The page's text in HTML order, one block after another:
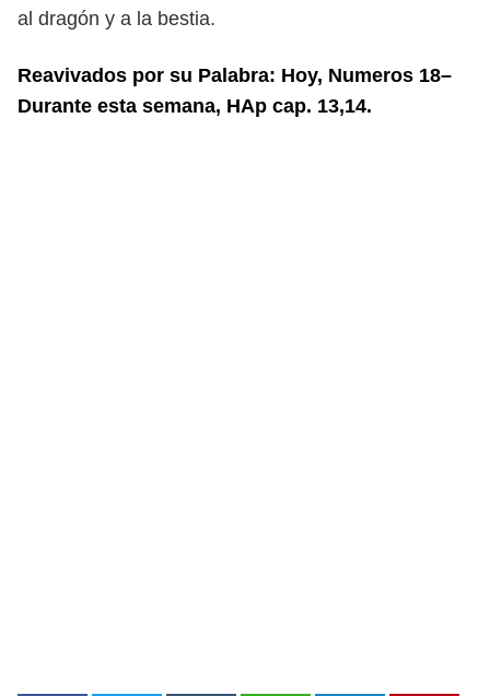
al dragón y a la bestia.
Reavivados por su Palabra: Hoy, Numeros 18–
Durante esta semana, HAp cap. 13,14.